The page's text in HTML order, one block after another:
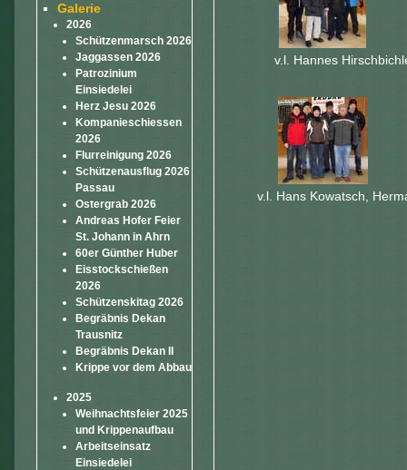
Galerie
2026
Schützenmarsch 2026
Jaggassen 2026
Patrozinium
Einsiedelei
Herz Jesu 2026
Kompanieschiessen
2026
Flurreinigung 2026
Schützenausflug 2026
Passau
Ostergrab 2026
Andreas Hofer Feier
St. Johann in Ahrn
60er Günther Huber
Eisstockschießen
2026
Schützenskitag 2026
Begräbnis Dekan
Trausnitz
Begräbnis Dekan II
Krippe vor dem Abbau
2025
Weihnachtsfeier 2025
und Krippenaufbau
Arbeitseinsatz
Einsiedelei
v.l. Hannes
v.l. Hans Kowatsch,